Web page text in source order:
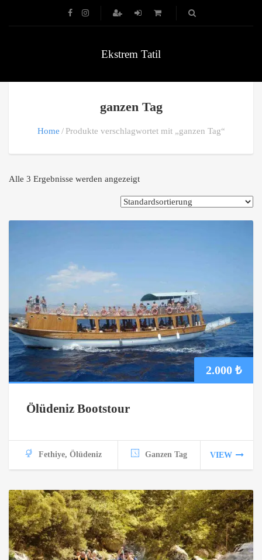
Ekstrem Tatil
ganzen Tag
Home Produkte verschlagwortet mit „ganzen Tag“
Alle 3 Ergebnisse werden angezeigt
2.000 ₺
Ölüdeniz Bootstour
Fethiye, Ölüdeniz Ganzen Tag VIEW